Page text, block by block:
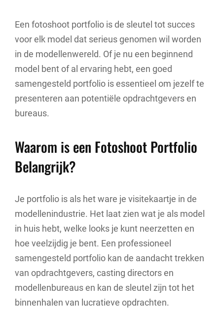
Een fotoshoot portfolio is de sleutel tot succes
voor elk model dat serieus genomen wil worden
in de modellenwereld. Of je nu een beginnend
model bent of al ervaring hebt, een goed
samengesteld portfolio is essentieel om jezelf te
presenteren aan potentiële opdrachtgevers en
bureaus.
Waarom is een Fotoshoot Portfolio
Belangrijk?
Je portfolio is als het ware je visitekaartje in de
modellenindustrie. Het laat zien wat je als model
in huis hebt, welke looks je kunt neerzetten en
hoe veelzijdig je bent. Een professioneel
samengesteld portfolio kan de aandacht trekken
van opdrachtgevers, casting directors en
modellenbureaus en kan de sleutel zijn tot het
binnenhalen van lucratieve opdrachten.